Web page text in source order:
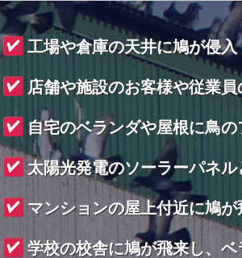
工場や倉庫の天井に鳩が侵
店舗や施設のお客様や従業
自宅のベランダや屋根に鳥
太陽光発電のソーラーパネ
マンションの屋上付近に鳩
学校の校舎に鳩が飛来し、